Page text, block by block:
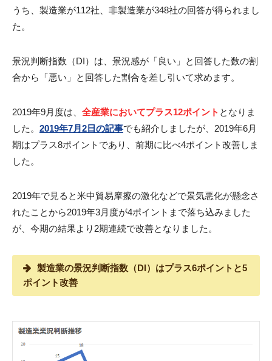
うち、製造業が112社、非製造業が348社の回答が得られまし
た。
景況判断指数（DI）は、景況感が「良い」と回答した数の割
合から「悪い」と回答した割合を差し引いて求めます。
2019年9月度は、 全産業においてプラス12ポイント となりま
した。 2019年7月2日の記事でも紹介しましたが、2019年6月
期はプラス8ポイントであり、前期に比べ4ポイント改善しま
した。
2019年で見ると米中貿易摩擦の激化などで景気悪化が懸念さ
れたことから2019年3月度が4ポイントまで落ち込みました
が、今期の結果より2期連続で改善となりました。
製造業の景況判断指数（DI）はプラス6ポイントと5
ポイント改善